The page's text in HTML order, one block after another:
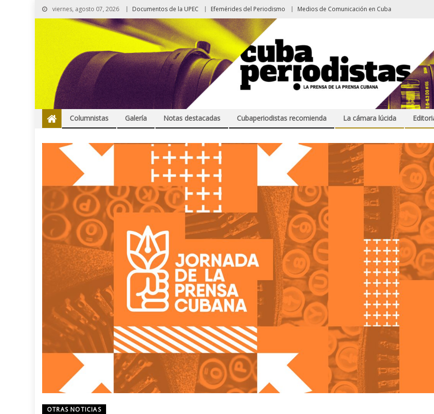
viernes, agosto 07, 2026 Documentos de la UPEC Efemérides del Periodismo Medios de Comunicación en Cuba
Columnistas Galería Notas destacadas Cubaperiodistas recomienda La cámara lúcida
OTRAS NOTICIAS